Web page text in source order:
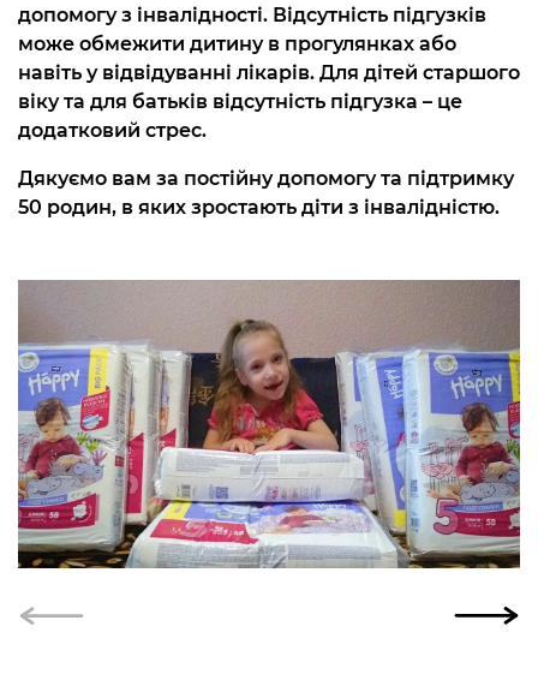
допомогу з інвалідності. Відсутність підгузків
може обмежити дитину в прогулянках або
навіть у відвідуванні лікарів. Для дітей старшого
віку та для батьків відсутність підгузка – це
додатковий стрес.
Дякуємо вам за постійну допомогу та підтримку
50 родин, в яких зростають діти з інвалідністю.